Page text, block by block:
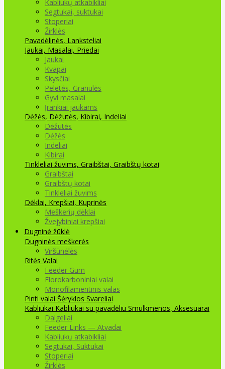
Kabliukų atkabikliai
Segtukai, suktukai
Stoperiai
Žirklės
Pavadėlinės, Lanksteliai
Jaukai, Masalai, Priedai
Jaukai
Kvapai
Skysčiai
Peletės, Granulės
Gyvi masalai
Įrankiai jaukams
Dėžės, Dėžutės, Kibirai, Indeliai
Dėžutės
Dėžės
Indeliai
Kibirai
Tinkleliai žuvims, Graibštai, Graibštų kotai
Graibštai
Graibštų kotai
Tinkleliai žuvims
Dėklai, Krepšiai, Kuprinės
Meškerių dėklai
Žvejybiniai krepšiai
Dugninė žūklė
Dugninės meškerės
Viršūnėlės
Ritės Valai
Feeder Gum
Florokarboniniai valai
Monofilamentinis valas
Pinti valai Šėryklos Svareliai
Kabliukai Kabliukai su pavadėliu Smulkmenos, Aksesuarai
Dalgeliai
Feeder Links — Atvadai
Kabliukų atkabikliai
Segtukai, Suktukai
Stoperiai
Žirklės